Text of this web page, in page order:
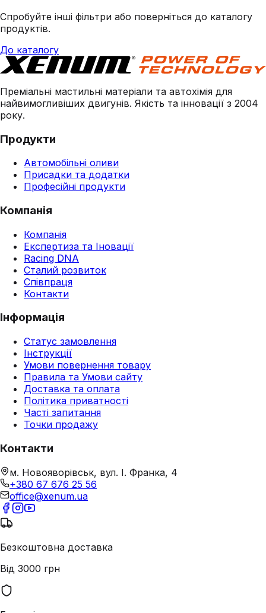
Спробуйте інші фільтри або поверніться до каталогу
продуктів.
До каталогу
Преміальні мастильні матеріали та автохімія для
найвимогливіших двигунів. Якість та інновації з 2004
року.
Продукти
Автомобільні оливи
Присадки та додатки
Професійні продукти
Компанія
Компанія
Експертиза та Іновації
Racing DNA
Сталий розвиток
Співпраця
Контакти
Інформація
Статус замовлення
Інструкції
Умови повернення товару
Правила та Умови сайту
Доставка та оплата
Політика приватності
Часті запитання
Точки продажу
Контакти
м. Новояворівськ, вул. І. Франка, 4
+380 67 676 25 56
office@xenum.ua
Безкоштовна доставка
Від 3000 грн